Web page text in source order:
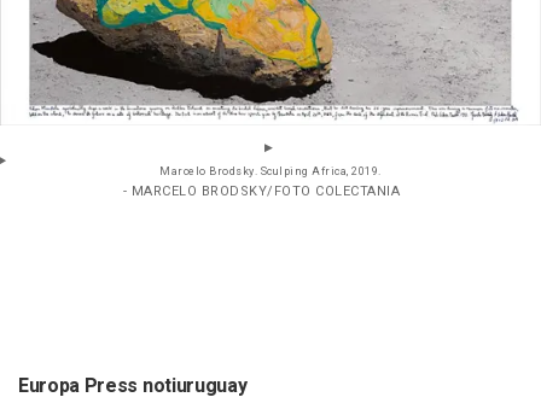
Marcelo Brodsky. Sculping Africa, 2019.
- MARCELO BRODSKY/FOTO COLECTANIA
Europa Press notiuruguay